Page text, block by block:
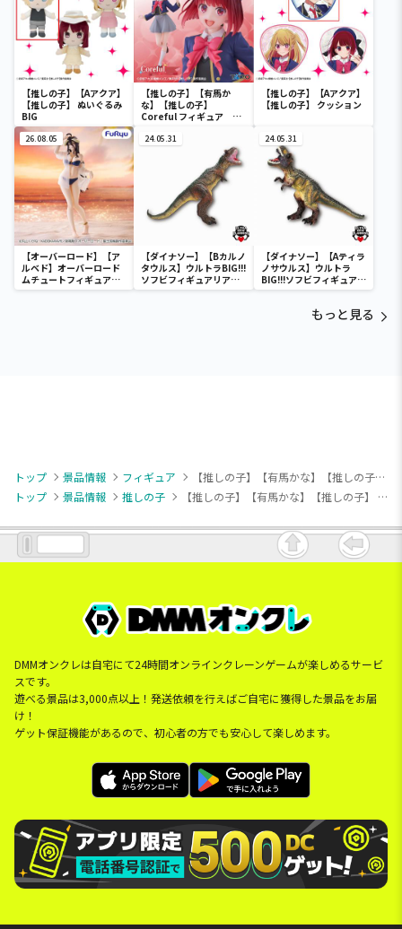
【推しの子】【Aアクア】
【推しの子】 ぬいぐるみ
BIG
【推しの子】【有馬か
な】【推しの子】
Coreful フィギュア 有
【推しの子】【Aアクア】
【推しの子】 クッション
26.08.05
【オーバーロード】【ア
ルベド】オーバーロード
ムチュートフィギュアー
アルベド・aqua ver.ー
24.05.31
【ダイナソー】【Bカルノ
タウルス】ウルトラBIG!!!
ソフビフィギュアリアル
ダイナソーvol.1
24.05.31
【ダイナソー】【Aティラ
ノサウルス】ウルトラ
BIG!!!ソフビフィギュアリ
アルダイナソーvol.1
もっと見る
トップ 景品情報 フィギュア
【推しの子】【有馬かな】【推しの子】 Vivitフィギュア 有馬かな ピーマン体操 黄ピーマンVer.
トップ
景品情報 推しの子 【推しの子】【有馬かな】【推しの子】 Vivitフィギュア 有馬かな ピーマン体操 黄ピーマンVer.
DMMオンクレは自宅にて24時間オンラインクレーンゲームが楽しめるサービ
スです。
遊べる景品は3,000点以上！発送依頼を行えばご自宅に獲得した景品をお届
け！
ゲット保証機能があるので、初心者の方でも安心して楽しめます。